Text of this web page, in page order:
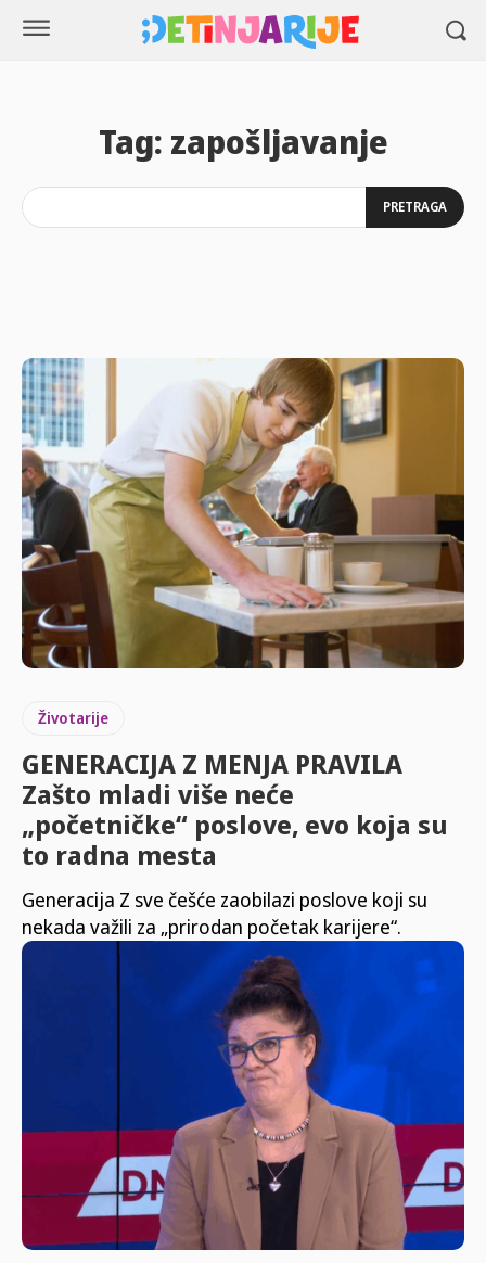
Tag: zapošljavanje
PRETRAGA
Životarije
GENERACIJA Z MENJA PRAVILA
Zašto mladi više neće
„početničke“ poslove, evo koja su
to radna mesta
Generacija Z sve češće zaobilazi poslove koji su
nekada važili za „prirodan početak karijere“.